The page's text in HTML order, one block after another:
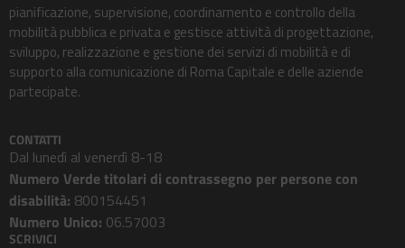
pianificazione, supervisione, coordinamento e controllo della
mobilità pubblica e privata e gestisce attività di progettazione,
sviluppo, realizzazione e gestione dei servizi di mobilità e di
supporto alla comunicazione di Roma Capitale e delle aziende
partecipate.
CONTATTI
Dal lunedì al venerdì 8-18
Numero Verde titolari di contrassegno per persone con
disabilità: 800154451
Numero Unico: 06.57003
SCRIVICI